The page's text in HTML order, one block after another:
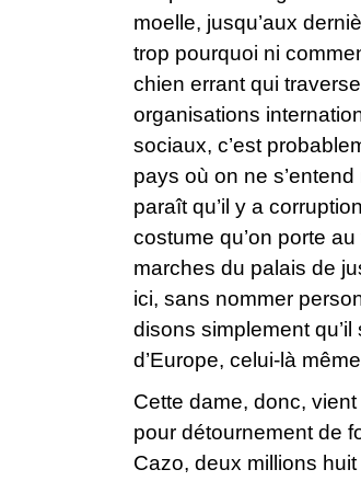
moelle, jusqu’aux
trop pourquoi ni
chien errant qui
organisations
sociaux, c’est
pays où on ne
paraît qu’il y a
costume qu’on porte
marches du palais de
ici, sans nommer
disons simplement
d’Europe, celui-là
Cette dame, donc,
pour détournement de
Cazo, deux millions